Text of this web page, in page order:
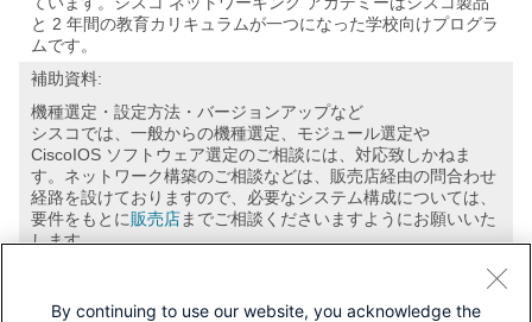
と 2 年間の教育カリキュラムが一つになった学校向けプログラ
ムです。
補助資料:
機種選定・設定方法・バージョンアップなど
シスコでは、一般からの機種選定、モジュール選定や
CiscoIOS ソフトウェア選定のご相談には、対応致しかねま
す。ネットワーク構築のご相談などは、販売店経由の問合わせ
経路を設けておりますので、必要なシステム構成については、
要件をもとに販売店までご相談くださいますようにお願いいた
します。
By continuing to use our website, you acknowledge the